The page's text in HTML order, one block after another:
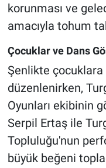
korunması ve
amacıyla tohum
Çocuklar ve Dans
Şenlikte
düzenlenirken,
Oyunları ekibinin
Serpil Ertaş ile
Topluluğu'nun
büyük beğeni